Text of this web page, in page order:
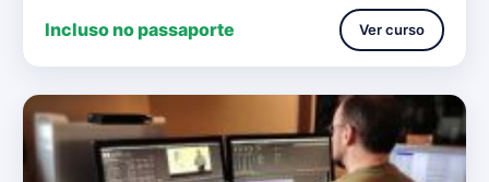
Incluso no passaporte Ver curso